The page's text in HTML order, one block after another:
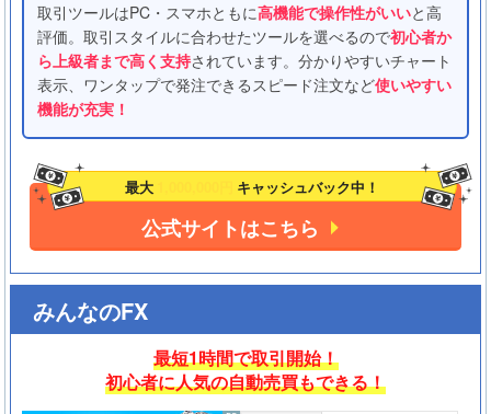
取引ツールはPC・スマホともに高機能で操作性がいいと高
評価。取引スタイルに合わせたツールを選べるので初心者か
ら上級者まで高く支持されています。分かりやすいチャート
表示、ワンタップで発注できるスピード注文など使いやすい
機能が充実！
最大 キャッシュバック中！
公式サイトはこちら
みんなのFX
最短1時間で取引開始！
初心者に人気の自動売買もできる！